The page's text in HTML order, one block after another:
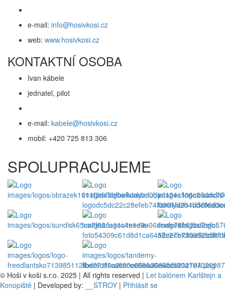
e-mail: info@hosivkosi.cz
web: www.hosivkosi.cz
KONTAKTNÍ OSOBA
Ivan kábele
jednatel, pilot
e-mail: kabele@hosivkosi.cz
mobil: +420 725 813 306
SPOLUPRACUJEME
© Hoši v koši s.r.o. 2025 | All rights reserved | Let balónem Karlštejn a
Konopiště | Developed by: __STROY | Přihlásit se